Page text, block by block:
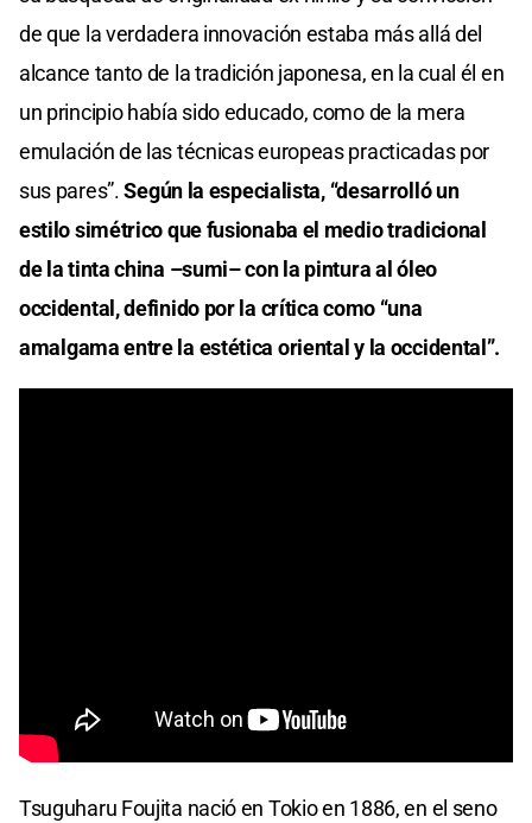
de que la verdadera innovación estaba más allá del
alcance tanto de la tradición japonesa, en la cual él en
un principio había sido educado, como de la mera
emulación de las técnicas europeas practicadas por
sus pares”.Según la especialista, “desarrolló un
estilo simétrico que fusionaba el medio tradicional
de la tinta china –sumi– con la pintura al óleo
occidental, definido por la crítica como “una
amalgama entre la estética oriental y la occidental”.
Tsuguharu Foujita nació en Tokio en 1886, en el seno